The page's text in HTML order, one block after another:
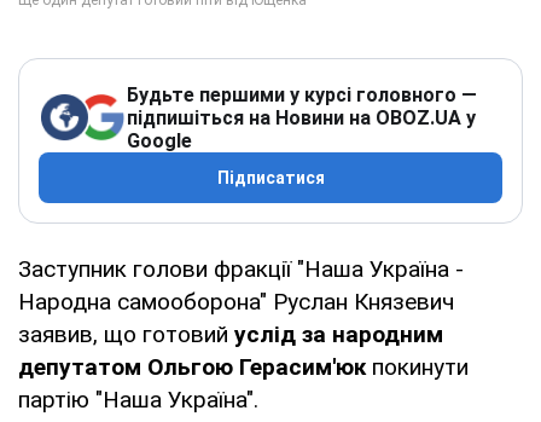
Будьте першими у курсі головного —
підпишіться на Новини на OBOZ.UA у
Google
Підписатися
Заступник голови фракції "Наша Україна -
Народна самооборона" Руслан Князевич
заявив, що готовий услід за народним
депутатом Ольгою Герасим'юкпокинути
партію "Наша Україна".